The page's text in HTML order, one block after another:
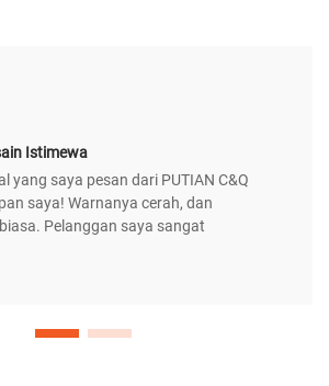
Istimewa
yang saya pesan dari PUTIAN C&Q
saya! Warnanya cerah, dan
Pelanggan saya sangat